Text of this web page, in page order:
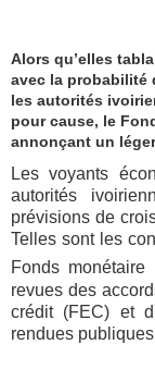
Alors qu’elles
avec la probabilité
les autorités
pour cause, le
annonçant un
Les voyants
autorités
prévisions de
Telles sont les
Fonds
revues des
crédit (FEC) et
rendues